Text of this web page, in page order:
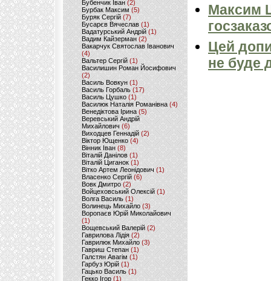
Бубенчик Іван(2)
Бурбак Максим (5)
Буряк Сергій (7)
Бусарєв Вячеслав (1)
Вадатурський Андрій (1)
Вадим Кайзерман (2)
Вакарчук Святослав Іванович
(4)
Вальтер Сергій (1)
Василишин Роман Йосифович
(2)
Василь Вовкун (1)
Василь Горбаль (17)
Василь Цушко (1)
Василюк Наталія Романівна (4)
Венедіктова Ірина(5)
Веревський Андрій
Михайлович (6)
Виходцев Геннадій (2)
Віктор Ющенко (4)
Вінник Іван (8)
Віталій Данілов (1)
Віталій Циганок (1)
Вітко Артем Леонідович(1)
Власенко Сергій (6)
Вовк Дмитро(2)
Войцеховський Олексій(1)
Волга Василь (1)
Волинець Михайло (3)
Воропаєв Юрій Миколайович
(1)
Вощевський Валерій(2)
Гаврилова Лідія (2)
Гаврилюк Михайло (3)
Гавриш Степан (1)
Галстян Авагім (1)
Гарбуз Юрій (1)
Гацько Василь (1)
Гекко Ігор(1)
Максим
Цей
не буде